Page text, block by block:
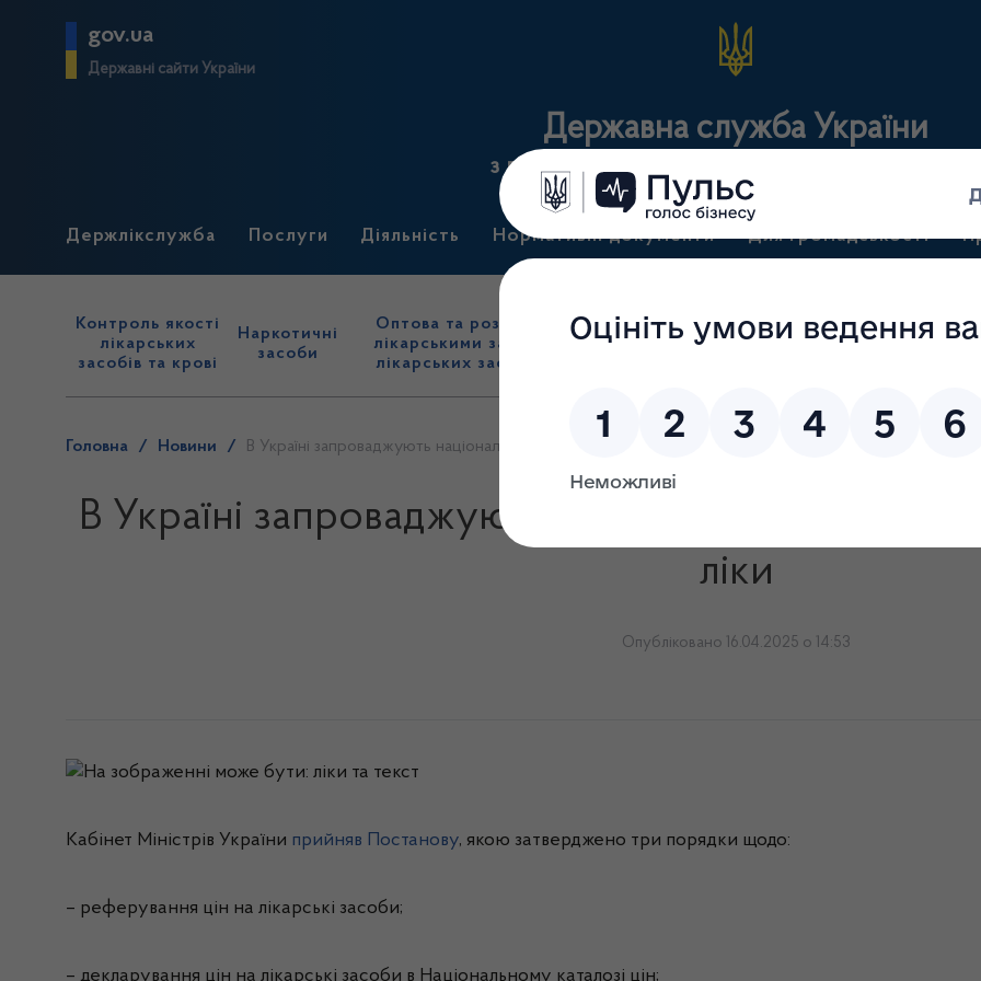
gov.ua
Державні сайти України
Державна служба України
з лікарських засобів та контролю за наркотиками
Держлікслужба Послуги Діяльність Нормативні документи Для громадськості
Контроль якості
лікарських
засобів та крові
Наркотичні
засоби
Оптова та роздрібна торгівля
лікарськими засобами, імпорт
лікарських засобів (крім АФІ)
Державний
нагляд
виробництва
Головна / Новини / В Україні запроваджують національний каталог та реферування цін на ліки
В Україні запроваджують національний каталог
ліки
Опубліковано 16.04.2025 о 14:53
Кабінет Міністрів України прийняв Постанову, якою затверджено три порядки щодо:
– реферування цін на лікарські засоби;
– декларування цін на лікарські засоби в Національному каталозі цін;